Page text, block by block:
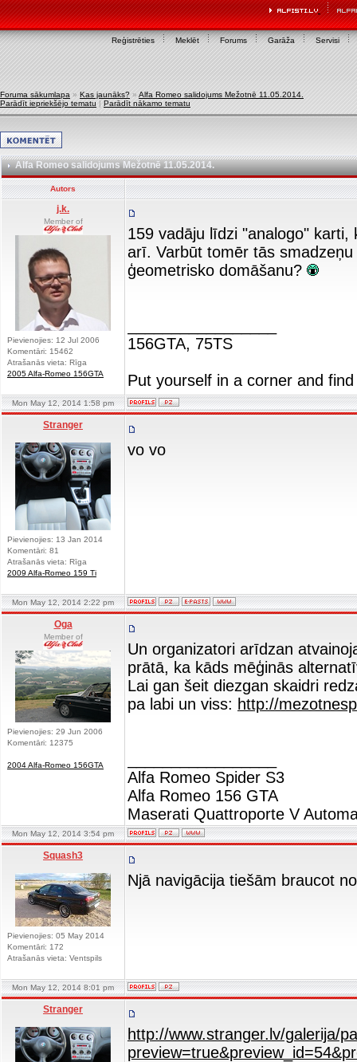
Reģistrēties Meklēt Forums Garāža Servisi
Foruma sākumlapa » Kas jaunāks? » Alfa Romeo salidojums Mežotnē 11.05.2014.
Parādīt iepriekšējo tematu | Parādīt nākamo tematu
Alfa Romeo salidojums Mežotnē 11.05.2014.
Autors
j.k.
Member of
Pievienojies: 12 Jul 2006
Komentāri: 15462
Atrašanās vieta: Rīga
2005 Alfa-Romeo 156GTA
159 vadāju līdzi "analogo"
arī. Varbūt tomēr tās
ģeometrisko domāšanu?
156GTA, 75TS
Put yourself in a corner and
Mon May 12, 2014 1:58 pm
Stranger
Pievienojies: 13 Jan 2014
Komentāri: 81
Atrašanās vieta: Rīga
2009 Alfa-Romeo 159 Ti
vo vo
Mon May 12, 2014 2:22 pm
Oga
Member of
Pievienojies: 29 Jun 2006
Komentāri: 12375
2004 Alfa-Romeo 156GTA
Un organizatori arīdzan
prātā, ka kāds mēģinās
Lai gan šeit diezgan skaidri
pa labi un viss: http://
Alfa Romeo Spider S3
Alfa Romeo 156 GTA
Maserati Quattroporte V
Mon May 12, 2014 3:54 pm
Squash3
Pievienojies: 05 May 2014
Komentāri: 172
Atrašanās vieta: Ventspils
Njā navigācija tiešām braucot
Mon May 12, 2014 8:01 pm
Stranger
http://www.stranger.lv/galerija/